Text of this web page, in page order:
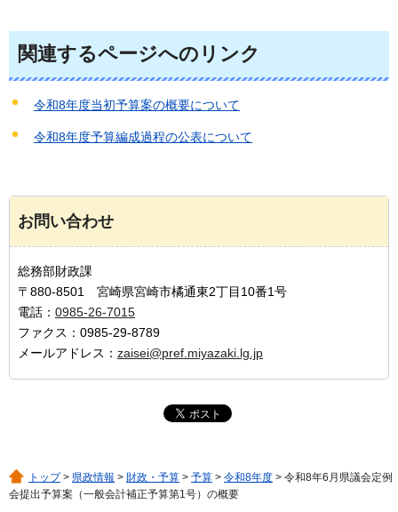
関連するページへのリンク
令和8年度当初予算案の概要について
令和8年度予算編成過程の公表について
お問い合わせ
総務部財政課
〒880-8501 宮崎県宮崎市橘通東2丁目10番1号
電話： 0985-26-7015
ファクス：0985-29-8789
メールアドレス： zaisei@pref.miyazaki.lg.jp
トップ> 県政情報 > 財政・予算 > 予算 > 令和8年度 > 令和8年6月県議会定例
会提出予算案（一般会計補正予算第1号）の概要